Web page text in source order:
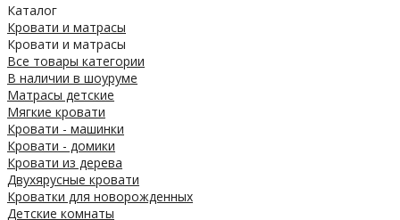
Каталог
Кровати и матрасы
Кровати и матрасы
Все товары категории
В наличии в шоуруме
Матрасы детские
Мягкие кровати
Кровати - машинки
Кровати - домики
Кровати из дерева
Двухярусные кровати
Кроватки для новорожденных
Детские комнаты